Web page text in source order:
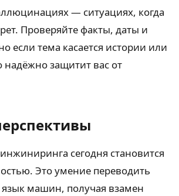
— ситуациях, когда
Проверяйте факты, даты и
если тема касается истории или
защитит вас от
сегодня становится
Это умение переводить
машин, получая взамен